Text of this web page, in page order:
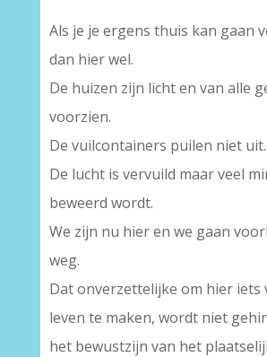
Als je je ergens thuis kan gaan
dan hier wel.
De huizen zijn licht en van alle
voorzien.
De vuilcontainers puilen niet uit.
De lucht is vervuild maar veel
beweerd wordt.
We zijn nu hier en we gaan
weg.
Dat onverzettelijke om hier iets
leven te maken, wordt niet
het bewustzijn van het